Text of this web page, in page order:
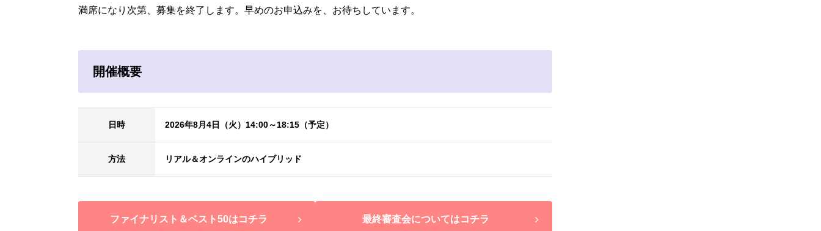
満席になり次第、募集を終了します。早めのお申込みを、お待ちしています。
開催概要
日時 2026年8月4日（火）14:00～18:15（予定）
方法 リアル＆オンラインのハイブリッド
ファイナリスト＆ベスト50はコチラ 最終審査会についてはコチラ